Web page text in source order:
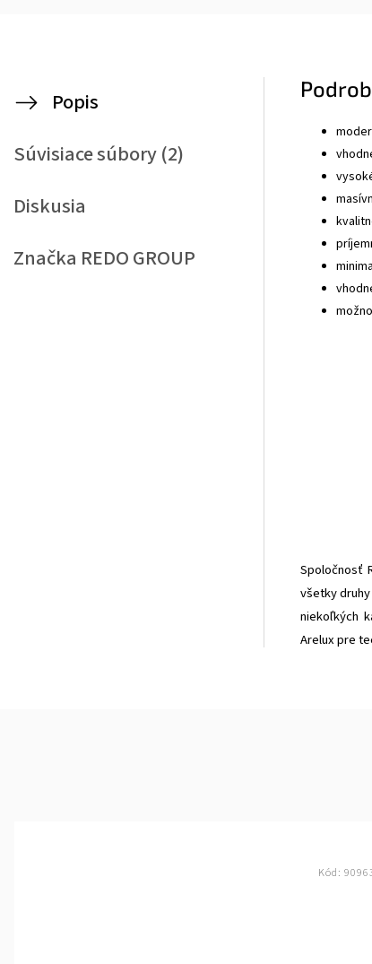
Popis
Súvisiace súbory (2)
Diskusia
Značka REDO GROUP
Spoločnosť
všetky
niekoľkých
Arelux pre
Kód: